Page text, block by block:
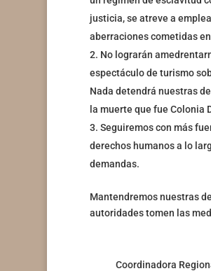
justicia, se atreve a
aberraciones cometidas
No lograrán
espectáculo de turismo
Nada detendrá nuestras
la muerte que fue Colonia
Seguiremos con más
derechos humanos a lo
demandas.
Mantendremos nuestras
autoridades tomen las
Coordinadora